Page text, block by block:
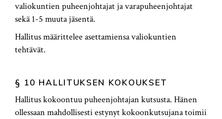
valiokuntien puheenjohtajat ja varapuheenjohtajat
sekä 1-5 muuta jäsentä.
Hallitus määrittelee asettamiensa valiokuntien
tehtävät.
§ 10 HALLITUKSEN KOKOUKSET
Hallitus kokoontuu puheenjohtajan kutsusta. Hänen
ollessaan mahdollisesti estynyt kokoonkutsujana toimii